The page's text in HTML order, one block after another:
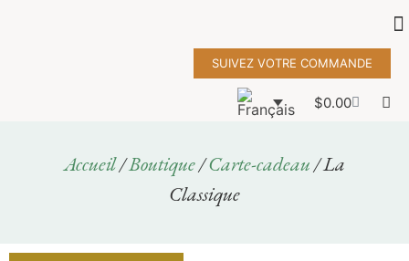
SUIVEZ VOTRE COMMANDE
$0.00
Accueil/Boutique/Carte-cadeau/ La
Classique